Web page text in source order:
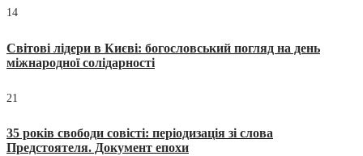
14
Світові лідери в Києві: богословський погляд на день
міжнародної солідарності
21
35 років свободи совісті: періодизація зі слова
Предстоятеля. Документ епохи